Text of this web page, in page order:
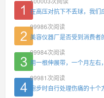
在高压对抗下不丢球，我们
99986次阅读
美容仪器厂是否受到消费者
99984次阅读
用一根伸展带，一个月左
99981 次阅读
跑步时自行处理伤痛的十个